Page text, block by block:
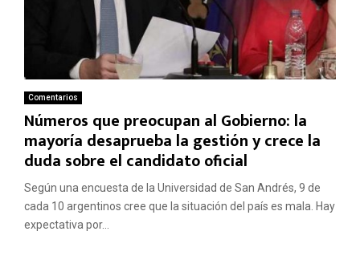
Comentarios
Números que preocupan al Gobierno: la
mayoría desaprueba la gestión y crece la
duda sobre el candidato oficial
Según una encuesta de la Universidad de San Andrés, 9 de
cada 10 argentinos cree que la situación del país es mala. Hay
expectativa por...